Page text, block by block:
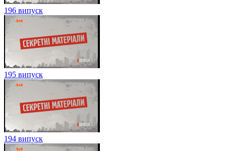
196 випуск
195 випуск
194 випуск